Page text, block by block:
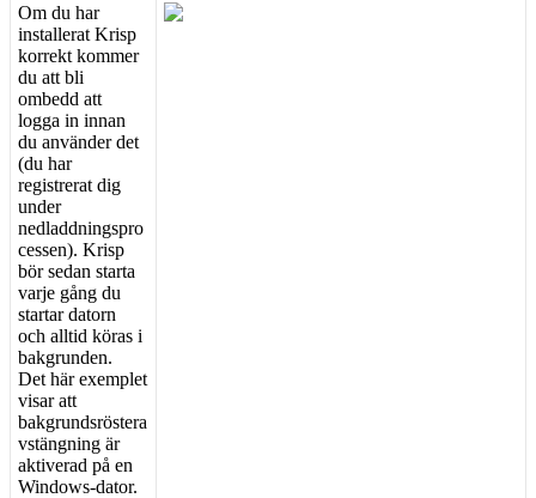
Om du har
installerat Krisp
korrekt kommer
du att bli
ombedd att
logga in innan
du använder det
(du har
registrerat dig
under
nedladdningspro
cessen). Krisp
bör sedan starta
varje gång du
startar datorn
och alltid köras i
bakgrunden.
Det här exemplet
visar att
bakgrundsröstera
vstängning är
aktiverad på en
Windows-dator.